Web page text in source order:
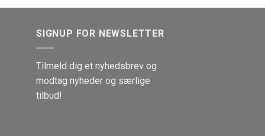
SIGNUP FOR NEWSLETTER
Tilmeld dig et nyhedsbrev og
modtag nyheder og særlige
tilbud!